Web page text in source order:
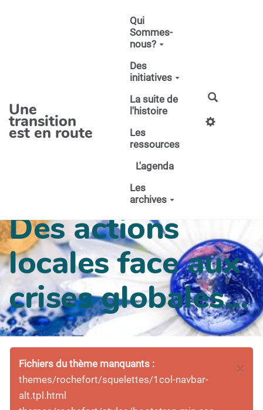
Une
transition
est en route
Qui
Sommes-
nous?
Des
initiatives
La suite de
l'histoire
Les
ressources
L'agenda
Les
archives
Des actions
locales face aux
crises globales...
×
Fichiers du thème manquants :
themes/rochefort/squelettes/1col-navbar-
alt.tpl.html